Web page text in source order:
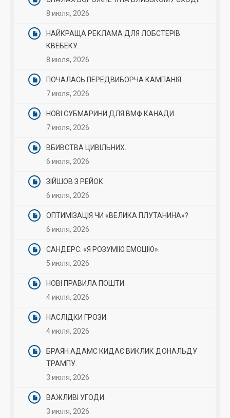
8 июля, 2026
НАЙКРАЩА РЕКЛАМА ДЛЯ ЛОБСТЕРІВ
КВЕБЕКУ.
8 июля, 2026
ПОЧАЛАСЬ ПЕРЕДВИБОРЧА КАМПАНІЯ.
7 июля, 2026
НОВІ СУБМАРИНИ ДЛЯ ВМФ КАНАДИ.
7 июля, 2026
ВБИВСТВА ЦИВІЛЬНИХ.
6 июля, 2026
ЗІЙШОВ З РЕЙОК.
6 июля, 2026
ОПТИМІЗАЦІЯ ЧИ «ВЕЛИКА ПЛУТАНИНА»?
6 июля, 2026
САНДЕРС: «Я РОЗУМІЮ ЕМОЦІЮ».
5 июля, 2026
НОВІ ПРАВИЛА ПОШТИ.
4 июля, 2026
НАСЛІДКИ ГРОЗИ.
4 июля, 2026
БРАЯН АДАМС КИДАЄ ВИКЛИК ДОНАЛЬДУ
ТРАМПУ.
3 июля, 2026
ВАЖЛИВІ УГОДИ.
3 июля, 2026